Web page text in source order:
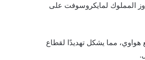
المملوك لمايكروسوفت على
مما يشكل تهديدًا لقطاع